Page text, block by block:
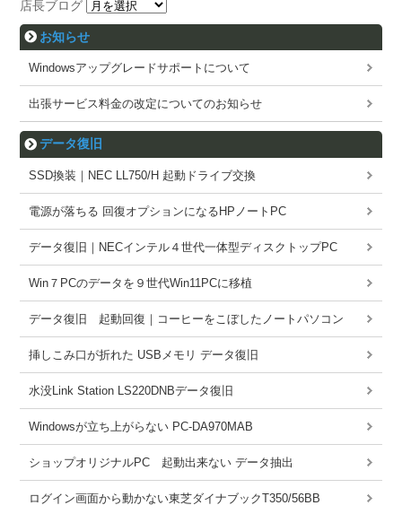
店長ブログ
お知らせ
Windowsアップグレードサポートについて
出張サービス料金の改定についてのお知らせ
データ復旧
SSD換装｜NEC LL750/H 起動ドライブ交換
電源が落ちる 回復オプションになるHPノートPC
データ復旧｜NECインテル４世代一体型ディスクトップPC
Win７PCのデータを９世代Win11PCに移植
データ復旧 起動回復｜コーヒーをこぼしたノートパソコン
挿しこみ口が折れた USBメモリ データ復旧
水没Link Station LS220DNBデータ復旧
Windowsが立ち上がらない PC-DA970MAB
ショップオリジナルPC 起動出来ない データ抽出
ログイン画面から動かない東芝ダイナブックT350/56BB